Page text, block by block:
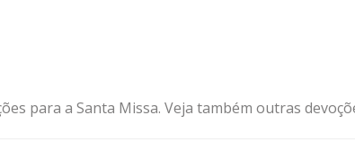
para a Santa Missa. Veja também outras